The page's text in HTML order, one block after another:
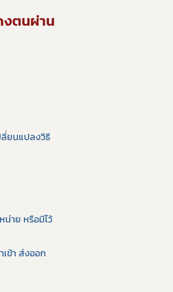
งตนผ่าน
ลี่ยนแปลงวิธี
น่าย หรือมีไว้
ข้า ส่งออก